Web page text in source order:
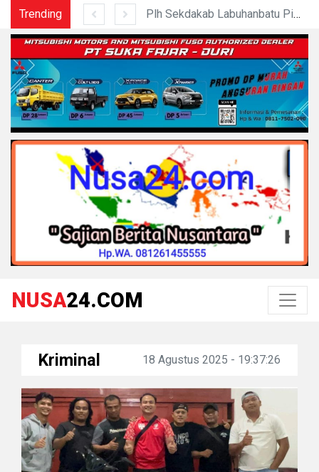
Trending Plh Sekdakab Labuhanbatu Pimpin Rapat Teknis Tindak Lanjut Entry Meeting Penilaian Kepatuhan Pelayan
NUSA24.COM
Kriminal 18 Agustus 2025 - 19:37:26